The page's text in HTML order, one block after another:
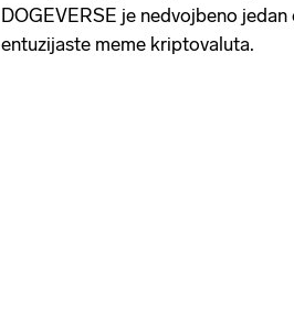
DOGEVERSE je nedvojbeno
entuzijaste meme kriptovaluta.